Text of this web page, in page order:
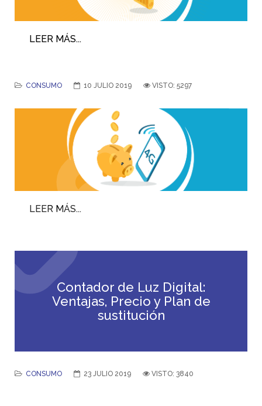
LEER MÁS...
CONSUMO 10 JULIO 2019 VISTO: 5297
LEER MÁS...
Contador de Luz Digital:
Ventajas, Precio y Plan de
sustitución
CONSUMO 23 JULIO 2019 VISTO: 3840